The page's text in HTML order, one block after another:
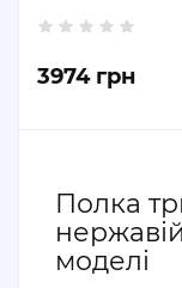
3974 грн
Полка
моделі